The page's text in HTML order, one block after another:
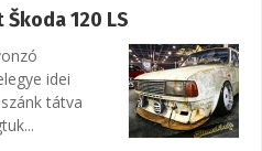
120 LS
idei
tátva